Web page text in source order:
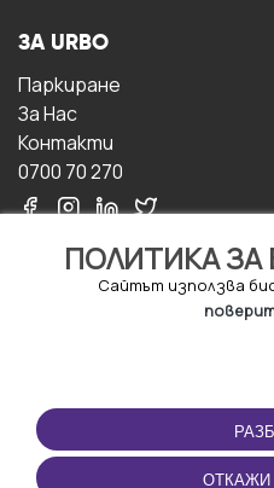
ПОЛИТИКА
Сайтът използва
ОТКАЖИ
ЗА URBO
Паркиране
За Hас
Контакти
0700 70 270
ПОЛЗВАНЕ
Правила и условия за
ползване